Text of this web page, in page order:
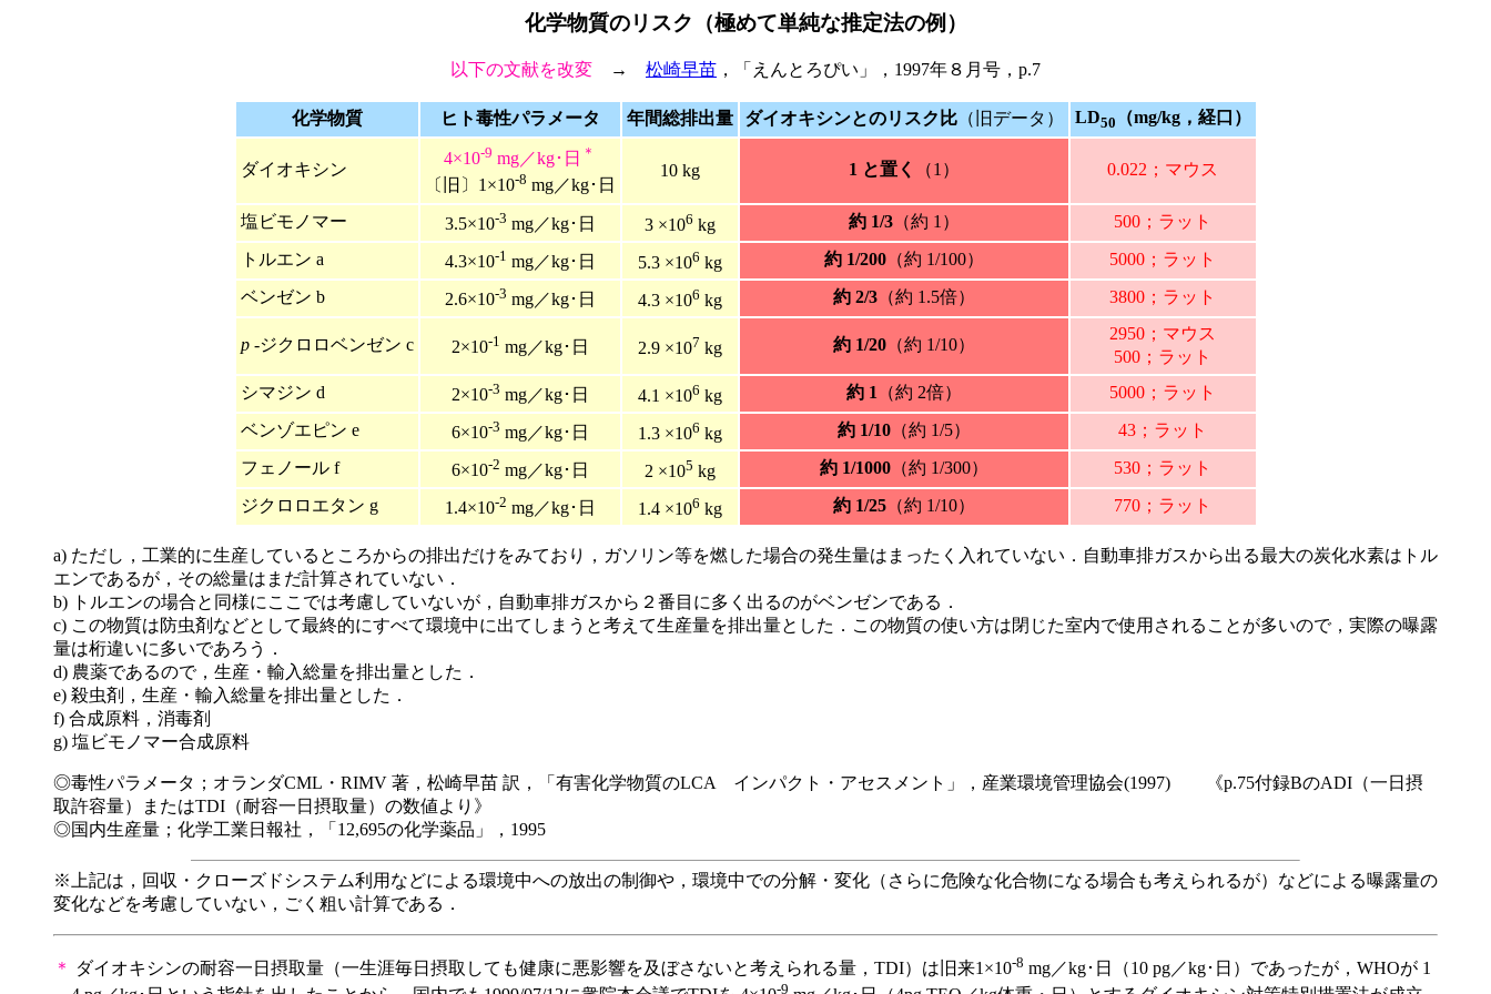
化学物質のリスク（極めて単純な推定法の例）
以下の文献を改変 → 松崎早苗 ，「えんとろぴい」，1997年８月号，p.7
化学物質 ヒト毒性パラメータ 年間総排出量 ダイオキシンとのリスク比（旧データ） LD50 （mg/kg，経口）
ダイオキシン
4×10-9 mg／kg･日 ＊
〔旧〕1×10-8 mg／kg･日
10 kg 1 と置く （1） 0.022；マウス
塩ビモノマー 3.5×10-3 mg／kg･日 3 ×106 kg 約 1/3（約 1）
500；ラット
トルエン a
4.3×10-1 mg／kg･日 5.3 ×106 kg 約 1/200（約 1/100）
5000；ラット
ベンゼン b
2.6×10-3 mg／kg･日 4.3 ×106 kg 約 2/3（約 1.5倍） 3800；ラット
p -ジクロロベンゼン c 2×10-1 mg／kg･日 2.9 ×107 kg 約 1/20（約 1/10）
2950；マウス
500；ラット
シマジン d
2×10-3 mg／kg･日 4.1 ×106 kg 約 1 （約 2倍）
5000；ラット
ベンゾエピン e
6×10-3 mg／kg･日 1.3 ×106 kg 約 1/10（約 1/5）
43；ラット
フェノール f
6×10-2 mg／kg･日 2 ×105 kg 約 1/1000（約 1/300）
530；ラット
ジクロロエタン g
1.4×10-2 mg／kg･日 1.4 ×106 kg 約 1/25（約 1/10） 770；ラット
a) ただし，工業的に生産しているところからの排出だけをみており，ガソリン等を燃した場合の発生量はまったく入れていない．自動車排ガスから出る最大の炭化水素はトル
エンであるが，その総量はまだ計算されていない．
b) トルエンの場合と同様にここでは考慮していないが，自動車排ガスから２番目に多く出るのがベンゼンである．
c) この物質は防虫剤などとして最終的にすべて環境中に出てしまうと考えて生産量を排出量とした．この物質の使い方は閉じた室内で使用されることが多いので，実際の曝露
量は桁違いに多いであろう．
d) 農薬であるので，生産・輸入総量を排出量とした．
e) 殺虫剤，生産・輸入総量を排出量とした．
f) 合成原料，消毒剤
g) 塩ビモノマー合成原料
◎毒性パラメータ；オランダCML・RIMV 著，松崎早苗 訳，「有害化学物質のLCA インパクト・アセスメント」，産業環境管理協会(1997) 《p.75付録BのADI（一日摂
取許容量）またはTDI（耐容一日摂取量）の数値より》
◎国内生産量；化学工業日報社，「12,695の化学薬品」，1995
※上記は，回収・クローズドシステム利用などによる環境中への放出の制御や，環境中での分解・変化（さらに危険な化合物になる場合も考えられるが）などによる曝露量の
変化などを考慮していない，ごく粗い計算である．
＊ ダイオキシンの耐容一日摂取量（一生涯毎日摂取しても健康に悪影響を及ぼさないと考えられる量，TDI）は旧来1×10-8 mg／kg･日（10 pg／kg･日）であったが，WHOが 1
-9